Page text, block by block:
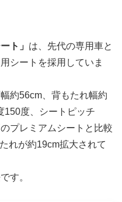
ト」 は、先代の専用車と
シートを採用していま
約56cm、背もたれ幅約
150度、シートピッチ
プレミアムシートと比較
れが約19cm拡大されて
す。